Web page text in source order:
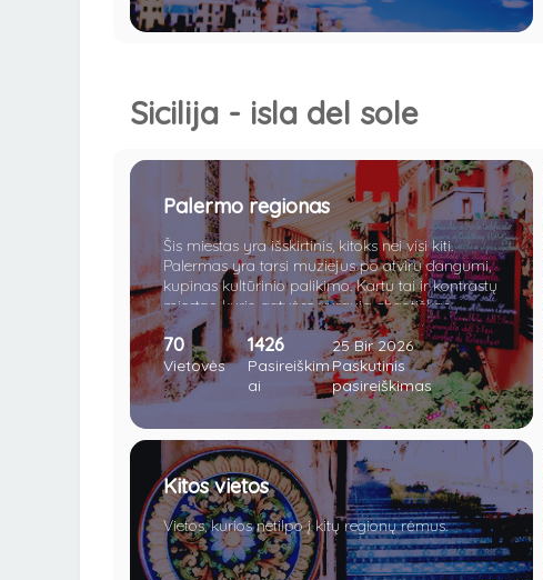
Sicilija - isla del sole
Palermo regionas
Šis miestas yra išskirtinis, kitoks nei visi kiti.
Palermas yra tarsi muziejus po atviru dangumi,
kupinas kultūrinio palikimo. Kartu tai ir kontrastų
miestas, kurio gatvėse vyrauja chaotiškas
eismas. Palermo turgeliai vilioja įvairiausiomis
gėrybėmis, o gatvės, nors ir nuolat kupinos
triukšmo ir eismo dalyvių, taip pat stebina
didingais istoriniais pastatais. Naktimis čia
užverda tikrasis gyvenimas - jaunimas
šturmuoja gatves, klubus ar kavines. Ne gana to,
miestas saugo ir daugelį paslapčių, viena iš jų -
stambiosios mafijos grupuotės. Čia visko tiek
daug, kad net vietiniai gyventojai sugeba atrasti
vis kažką naujo.
70
Vietovės
1426
Pasireiškim
ai
25 Bir 2026
Paskutinis
pasireiškimas
Kitos vietos
Vietos, kurios netilpo į kitų regionų rėmus.